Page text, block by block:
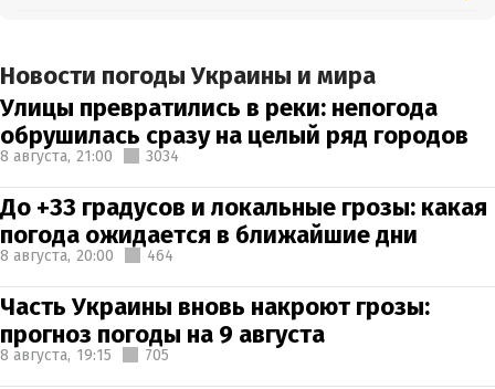
Новости погоды Украины и мира
Улицы превратились в реки: непогода
обрушилась сразу на целый ряд городов
8 августа, 21:00 3034
До +33 градусов и локальные грозы: какая
погода ожидается в ближайшие дни
8 августа, 20:00 464
Часть Украины вновь накроют грозы:
прогноз погоды на 9 августа
8 августа, 19:15 705